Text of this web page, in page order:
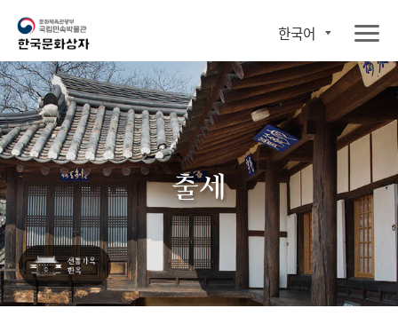
한국어
출세